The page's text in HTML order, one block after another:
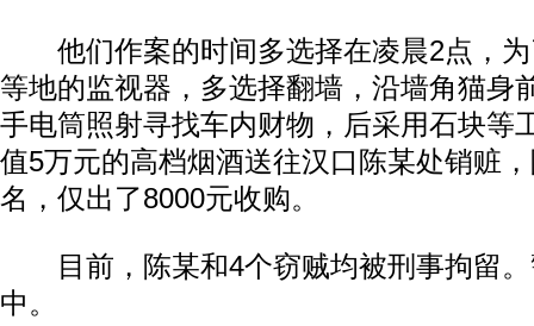
他们作案的时间多选择在凌晨2点，为
等地的监视器，多选择翻墙，沿墙角猫身
手电筒照射寻找车内财物，后采用石块等
值5万元的高档烟酒送往汉口陈某处销赃
名，仅出了8000元收购。
目前，陈某和4个窃贼均被刑事拘留。
中。